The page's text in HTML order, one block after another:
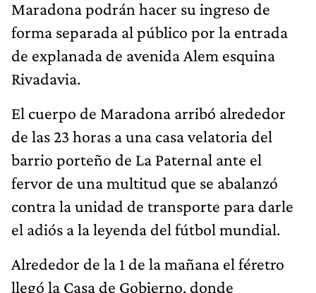
Maradona podrán hacer su ingreso de
forma separada al público por la entrada
de explanada de avenida Alem esquina
Rivadavia.
El cuerpo de Maradona arribó alrededor
de las 23 horas a una casa velatoria del
barrio porteño de La Paternal ante el
fervor de una multitud que se abalanzó
contra la unidad de transporte para darle
el adiós a la leyenda del fútbol mundial.
Alrededor de la 1 de la mañana el féretro
llegó la Casa de Gobierno, donde